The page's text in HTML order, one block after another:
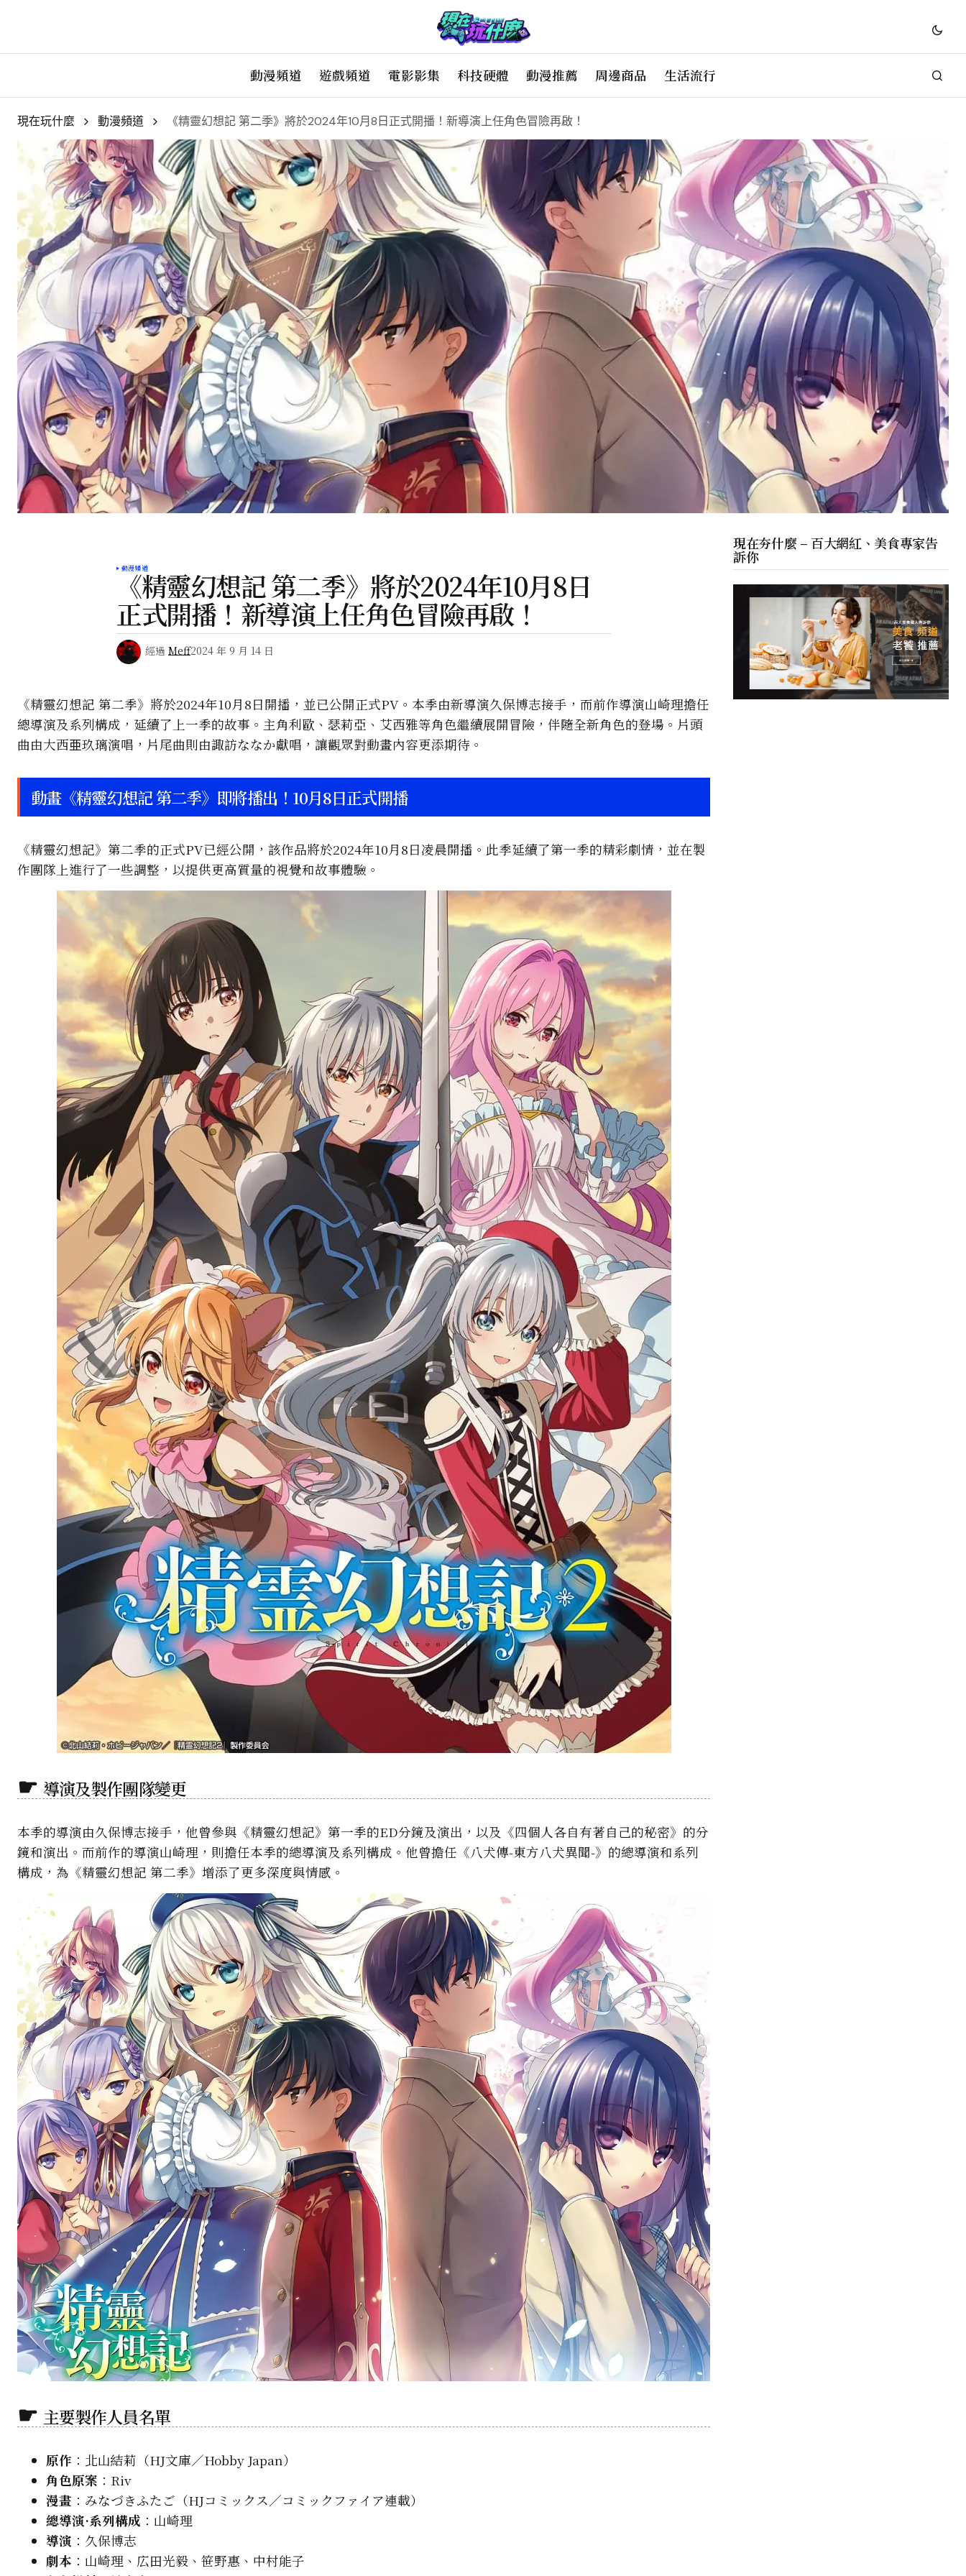
動漫頻道 遊戲頻道 電影影集 科技硬體 動漫推薦 周邊商品 生活流行
現在玩什麼 動漫頻道 《精靈幻想記 第二季》將於2024年10月8日正式開播！新導演上任角色冒險再啟！
動漫頻道
《精靈幻想記 第二季》將於2024年10月8日
正式開播！新導演上任角色冒險再啟！
經過 Meff2024 年 9 月 14 日
《精靈幻想記 第二季》將於2024年10月8日開播，並已公開正式PV。本季由新導演久保博志接手，而前作導演山崎理擔任
總導演及系列構成，延續了上一季的故事。主角利歐、瑟莉亞、艾西雅等角色繼續展開冒險，伴隨全新角色的登場。片頭
曲由大西亜玖璃演唱，片尾曲則由諏訪ななか獻唱，讓觀眾對動畫內容更添期待。
動畫《精靈幻想記 第二季》即將播出！10月8日正式開播
《精靈幻想記》第二季的正式PV已經公開，該作品將於2024年10月8日凌晨開播。此季延續了第一季的精彩劇情，並在製
作團隊上進行了一些調整，以提供更高質量的視覺和故事體驗。
導演及製作團隊變更
本季的導演由久保博志接手，他曾參與《精靈幻想記》第一季的ED分鏡及演出，以及《四個人各自有著自己的秘密》的分
鏡和演出。而前作的導演山崎理，則擔任本季的總導演及系列構成。他曾擔任《八犬傳-東方八犬異聞-》的總導演和系列
構成，為《精靈幻想記 第二季》增添了更多深度與情感。
主要製作人員名單
原作 ：北山結莉（HJ文庫／Hobby Japan）
角色原案 ：Riv
漫畫 ：みなづきふたご（HJコミックス／コミックファイア連載）
總導演·系列構成 ：山崎理
導演 ：久保博志
劇本 ：山崎理、広田光毅、笹野惠、中村能子
現在夯什麼 – 百大網紅、美食專家告
訴你